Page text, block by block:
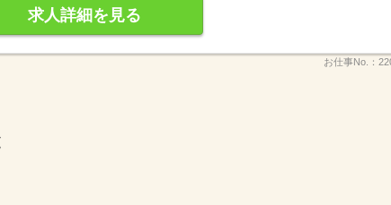
求人詳細を見る
お仕事No.：